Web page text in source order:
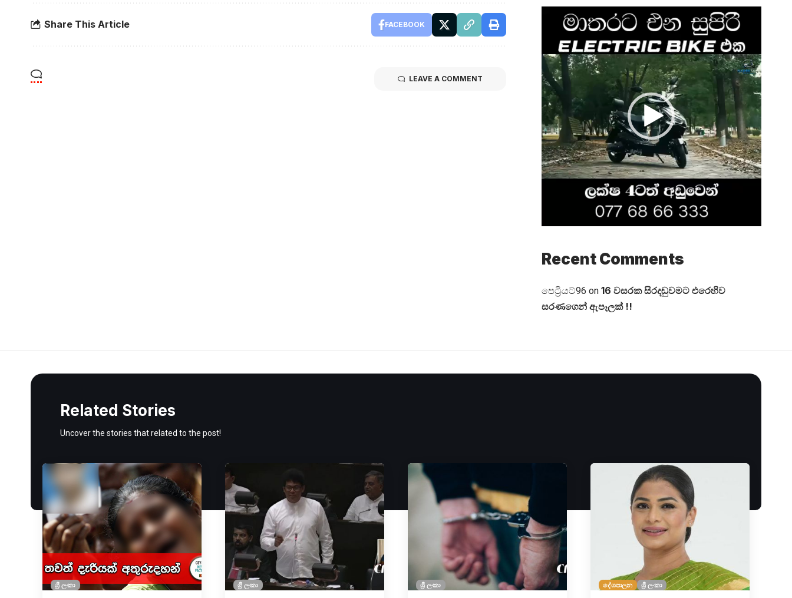
Share This Article FACEBOOK
LEAVE A COMMENT
Video
Player
Recent Comments
පෙට්‍රියට්96 on 16 වසරක සිරදඬුවමට එරෙහිව
සරණගෙන් ඇපෑලක් !!
Related Stories
Uncover the stories that related to the post!
ශ්‍රී ලංකා ශ්‍රී ලංකා ශ්‍රී ලංකා දේශපාලන ශ්‍රී ලංකා